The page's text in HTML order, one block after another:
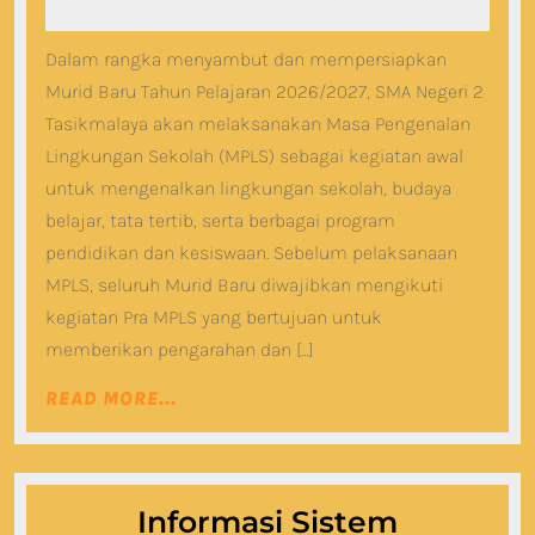
10,
2026
Dalam rangka menyambut dan mempersiapkan
Murid Baru Tahun Pelajaran 2026/2027, SMA Negeri 2
Tasikmalaya akan melaksanakan Masa Pengenalan
Lingkungan Sekolah (MPLS) sebagai kegiatan awal
untuk mengenalkan lingkungan sekolah, budaya
belajar, tata tertib, serta berbagai program
pendidikan dan kesiswaan. Sebelum pelaksanaan
MPLS, seluruh Murid Baru diwajibkan mengikuti
kegiatan Pra MPLS yang bertujuan untuk
memberikan pengarahan dan […]
READ MORE...
Informasi Sistem